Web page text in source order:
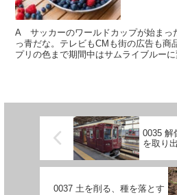
A サッカーのワールドカップが始ま
っ青だな。テレビもCMも街の広告も商
プリの色まで期間中はサムライブルー
0035 解
を取り
0037 土を削る、種を落とす